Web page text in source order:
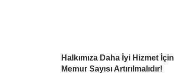
Halkımıza Daha İyi Hizmet İçin
Memur Sayısı Artırılmalıdır!